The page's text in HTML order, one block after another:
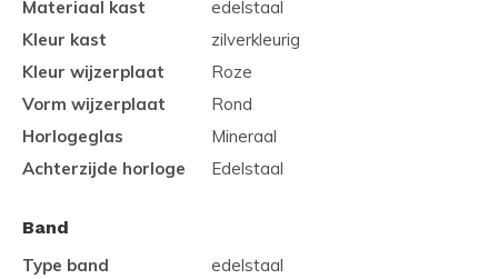
Materiaal kast
edelstaal
Kleur kast
zilverkleurig
Kleur wijzerplaat
Roze
Vorm wijzerplaat
Rond
Horlogeglas
Mineraal
Achterzijde horloge
Edelstaal
Band
Type band
edelstaal